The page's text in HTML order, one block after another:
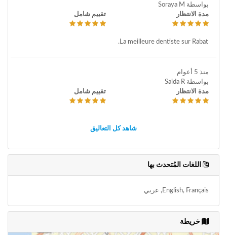
بواسطة Soraya M
مدة الانتظار
تقييم شامل
La meilleure dentiste sur Rabat.
منذ 5 أعوام
بواسطة Saida R
مدة الانتظار
تقييم شامل
شاهد كل التعاليق
اللغات المُتحدث بها
English, Français, عربي
خريطة